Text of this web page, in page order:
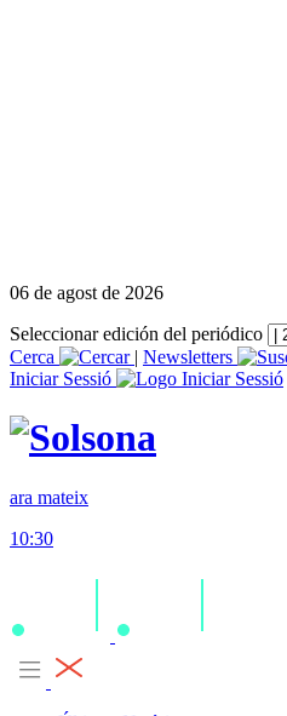
06 de agost de 2026
Seleccionar edición del periódico
Cerca
| Newsletters
Iniciar Sessió
ara mateix
10:30